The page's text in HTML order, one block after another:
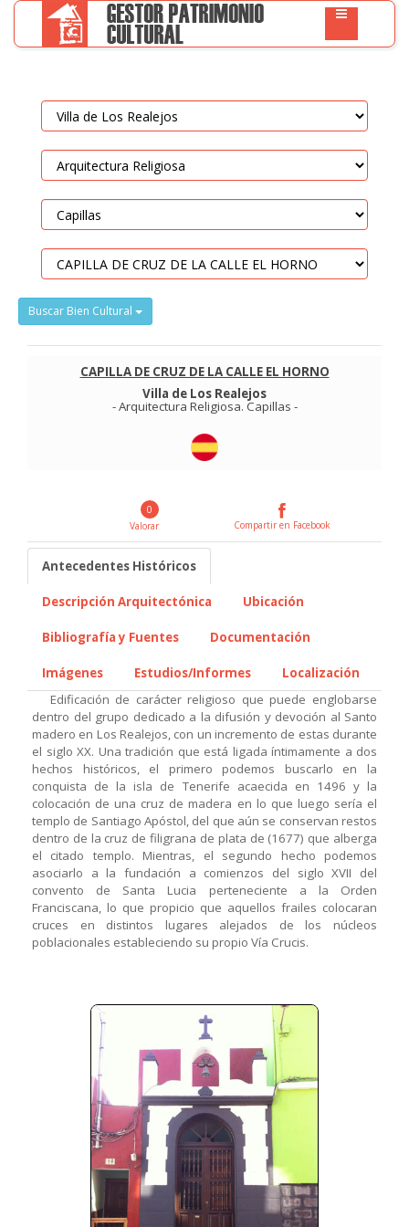
Buscar Bien Cultural
CAPILLA DE CRUZ DE LA CALLE EL HORNO
Villa de Los Realejos
-Arquitectura Religiosa. Capillas -
0
Valorar
Compartir en Facebook
Antecedentes Históricos
Descripción Arquitectónica Ubicación
Bibliografía y Fuentes Documentación
Imágenes Estudios/Informes
Localización
Edificación de carácter religioso que puede englobarse
dentro del grupo dedicado a la difusión y devoción al Santo
madero en Los Realejos, con un incremento de estas durante
el siglo XX. Una tradición que está ligada íntimamente a dos
hechos históricos, el primero podemos buscarlo en la
conquista de la isla de Tenerife acaecida en 1496 y la
colocación de una cruz de madera en lo que luego sería el
templo de Santiago Apóstol, del que aún se conservan restos
dentro de la cruz de filigrana de plata de (1677) que alberga
el citado templo. Mientras, el segundo hecho podemos
asociarlo a la fundación a comienzos del siglo XVII del
convento de Santa Lucia perteneciente a la Orden
Franciscana, lo que propicio que aquellos frailes colocaran
cruces en distintos lugares alejados de los núcleos
poblacionales estableciendo su propio Vía Crucis.